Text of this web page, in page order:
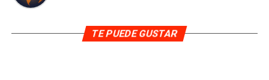
TE PUEDE GUSTAR